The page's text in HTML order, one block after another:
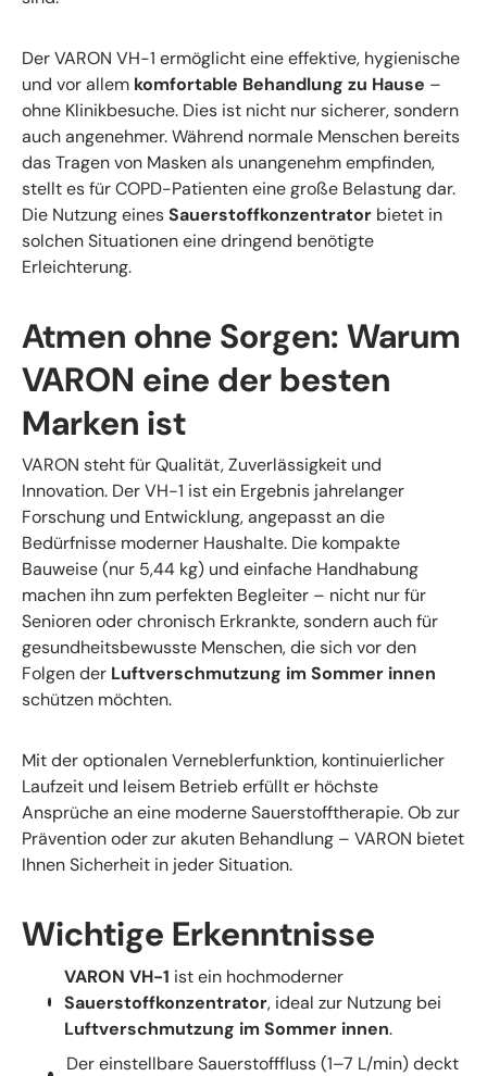
Der VARON VH-1 ermöglicht eine effektive, hygienische
und vor allem komfortable Behandlung zu Hause –
ohne Klinikbesuche. Dies ist nicht nur sicherer, sondern
auch angenehmer. Während normale Menschen bereits
das Tragen von Masken als unangenehm empfinden,
stellt es für COPD-Patienten eine große Belastung dar.
Die Nutzung einesSauerstoffkonzentrator bietet in
solchen Situationen eine dringend benötigte
Erleichterung.
Atmen ohne Sorgen: Warum
VARON eine der besten
Marken ist
VARON steht für Qualität, Zuverlässigkeit und
Innovation. Der VH-1 ist ein Ergebnis jahrelanger
Forschung und Entwicklung, angepasst an die
Bedürfnisse moderner Haushalte. Die kompakte
Bauweise (nur 5,44 kg) und einfache Handhabung
machen ihn zum perfekten Begleiter – nicht nur für
Senioren oder chronisch Erkrankte, sondern auch für
gesundheitsbewusste Menschen, die sich vor den
Folgen der Luftverschmutzung im Sommer innen
schützen möchten.
Mit der optionalen Verneblerfunktion, kontinuierlicher
Laufzeit und leisem Betrieb erfüllt er höchste
Ansprüche an eine moderne Sauerstofftherapie. Ob zur
Prävention oder zur akuten Behandlung – VARON bietet
Ihnen Sicherheit in jeder Situation.
Wichtige Erkenntnisse
VARON VH-1 ist ein hochmoderner
Sauerstoffkonzentrator, ideal zur Nutzung bei
Luftverschmutzung im Sommer innen.
Der einstellbare Sauerstofffluss (1–7 L/min) deckt